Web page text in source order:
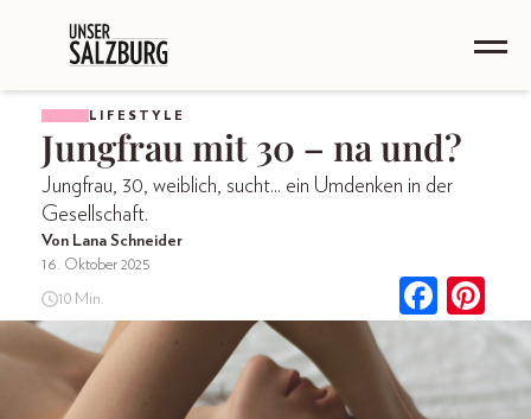
LIFESTYLE
Jungfrau mit 30 – na und?
Jungfrau, 30, weiblich, sucht... ein Umdenken in der
Gesellschaft.
Von Lana Schneider
16. Oktober 2025
10 Min.